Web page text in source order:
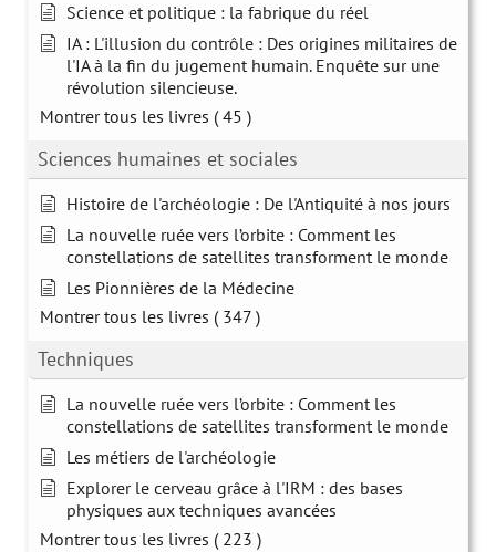
Science et politique : la fabrique du réel
IA : L'illusion du contrôle : Des origines militaires de
l'IA à la fin du jugement humain. Enquête sur une
révolution silencieuse.
Montrer tous les livres ( 45 )
Sciences humaines et sociales
Histoire de l'archéologie : De l'Antiquité à nos jours
La nouvelle ruée vers l’orbite : Comment les
constellations de satellites transforment le monde
Les Pionnières de la Médecine
Montrer tous les livres ( 347 )
Techniques
La nouvelle ruée vers l’orbite : Comment les
constellations de satellites transforment le monde
Les métiers de l'archéologie
Explorer le cerveau grâce à l'IRM : des bases
physiques aux techniques avancées
Montrer tous les livres ( 223 )